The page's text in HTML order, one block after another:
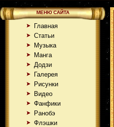
МЕНЮ САЙТА
Главная
Статьи
Музыка
Манга
Додзи
Галерея
Рисунки
Видео
Фанфики
Ранобэ
Флэшки